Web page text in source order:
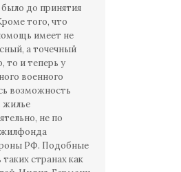
до принятия
того, что
имеет не
а точечный
то и теперь у
военного
возможность
жилье
не по
жилфонда
РФ. Подобные
странах как